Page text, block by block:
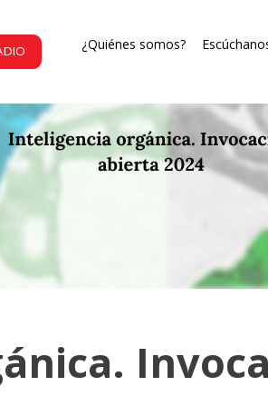
¿Quiénes somos?